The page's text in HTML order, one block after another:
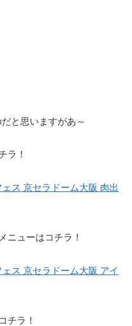
と思いますがあ～
ラ！
ス 京セラドーム大阪 肉出
ニューはコチラ！
ス 京セラドーム大阪 アイ
チラ！